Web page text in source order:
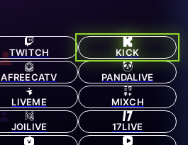
TWITCH KICK
AFREECATV PANDALIVE
LIVEME MIXCH
JOILIVE 17LIVE